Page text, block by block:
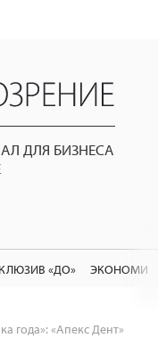
ДЛЯ БИЗНЕСА
«ДО»
года»: «Апекс Дент»